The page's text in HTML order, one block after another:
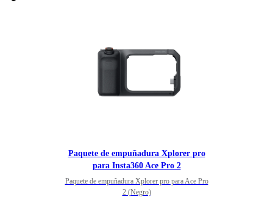
Paquete de empuñadura Xplorer pro
para Insta360 Ace Pro 2
Paquete de empuñadura Xplorer pro para Ace Pro
2 (Negro)